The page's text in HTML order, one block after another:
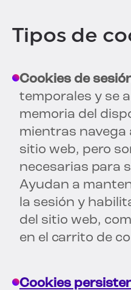
Tipos de
Cookies de
temporales y se
memoria del
mientras
sitio web, pero
necesarias para
Ayudan a
la sesión y
del sitio web,
en el carrito de
Cookies